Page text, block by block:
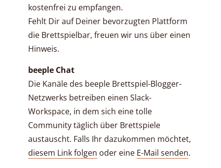
kostenfrei zu empfangen.
Fehlt Dir auf Deiner bevorzugten Plattform
die Brettspielbar, freuen wir uns über einen
Hinweis.
beeple Chat
Die Kanäle des beeple Brettspiel-Blogger-
Netzwerks betreiben einen Slack-
Workspace, in dem sich eine tolle
Community täglich über Brettspiele
austauscht. Falls Ihr dazukommen möchtet,
diesem Link folgen oder eine E-Mail senden.